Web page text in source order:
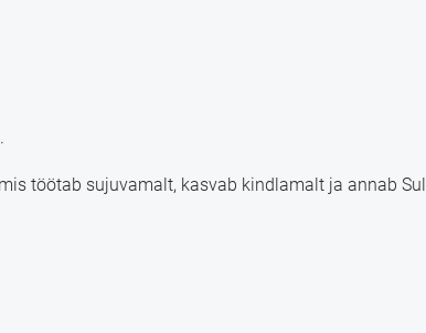
töötab sujuvamalt, kasvab kindlamalt ja annab